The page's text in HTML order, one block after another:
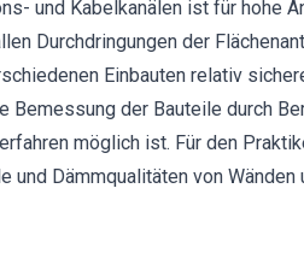
und Kabelkanälen ist für hohe
Durchdringungen der
Einbauten relativ
Bemessung der Bauteile durch
möglich ist. Für den
Dämmqualitäten von Wänden